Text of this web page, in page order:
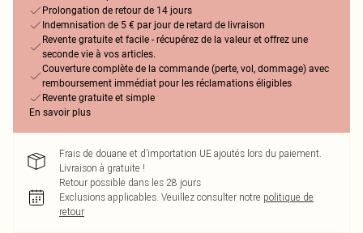
Prolongation de retour de 14 jours
Indemnisation de 5 € par jour de retard de livraison
Revente gratuite et facile - récupérez de la valeur et offrez une
seconde vie à vos articles.
Couverture complète de la commande (perte, vol, dommage) avec
remboursement immédiat pour les réclamations éligibles
Revente gratuite et simple
En savoir plus
Frais de douane et d’importation UE ajoutés lors du paiement.
Livraison à gratuite !
Retour possible dans les 28 jours
Exclusions applicables. Veuillez consulter notre politique de
retour